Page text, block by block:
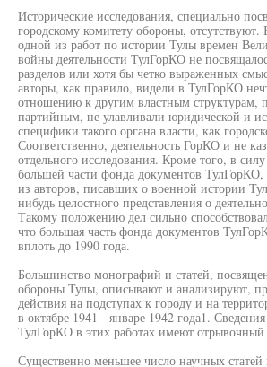
Исторические исследования, специально
городскому комитету обороны, отсутствуют.
одной из работ по истории Тулы времен
войны деятельности ТулГорКО не
разделов или хотя бы четко выраженных
авторы, как правило, видели в ТулГорКО
отношению к другим властным структурам,
партийным, не улавливали юридической и
специфики такого органа власти, как
Соответственно, деятельность ГорКО и не
отдельного исследования. Кроме того, в
большей части фонда документов ТулГорКО,
из авторов, писавших о военной истории
нибудь целостного представления о
Такому положению дел сильно
что большая часть фонда документов
вплоть до 1990 года.
Большинство монографий и статей,
обороны Тулы, описывают и анализируют,
действия на подступах к городу и на
в октябре 1941 - январе 1942 года1. Сведения
ТулГорКО в этих работах имеют отрывочный
Существенно меньшее число научных